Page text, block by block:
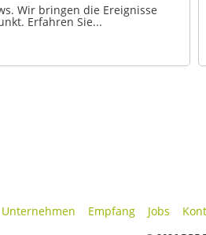
Wir bringen die Ereignisse
Erfahren Sie...
Unternehmen Empfang Jobs